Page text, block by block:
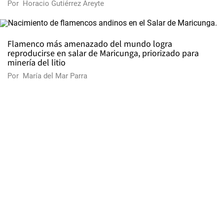
Por Horacio Gutiérrez Areyte
Flamenco más amenazado del mundo logra
reproducirse en salar de Maricunga, priorizado para
minería del litio
Por María del Mar Parra